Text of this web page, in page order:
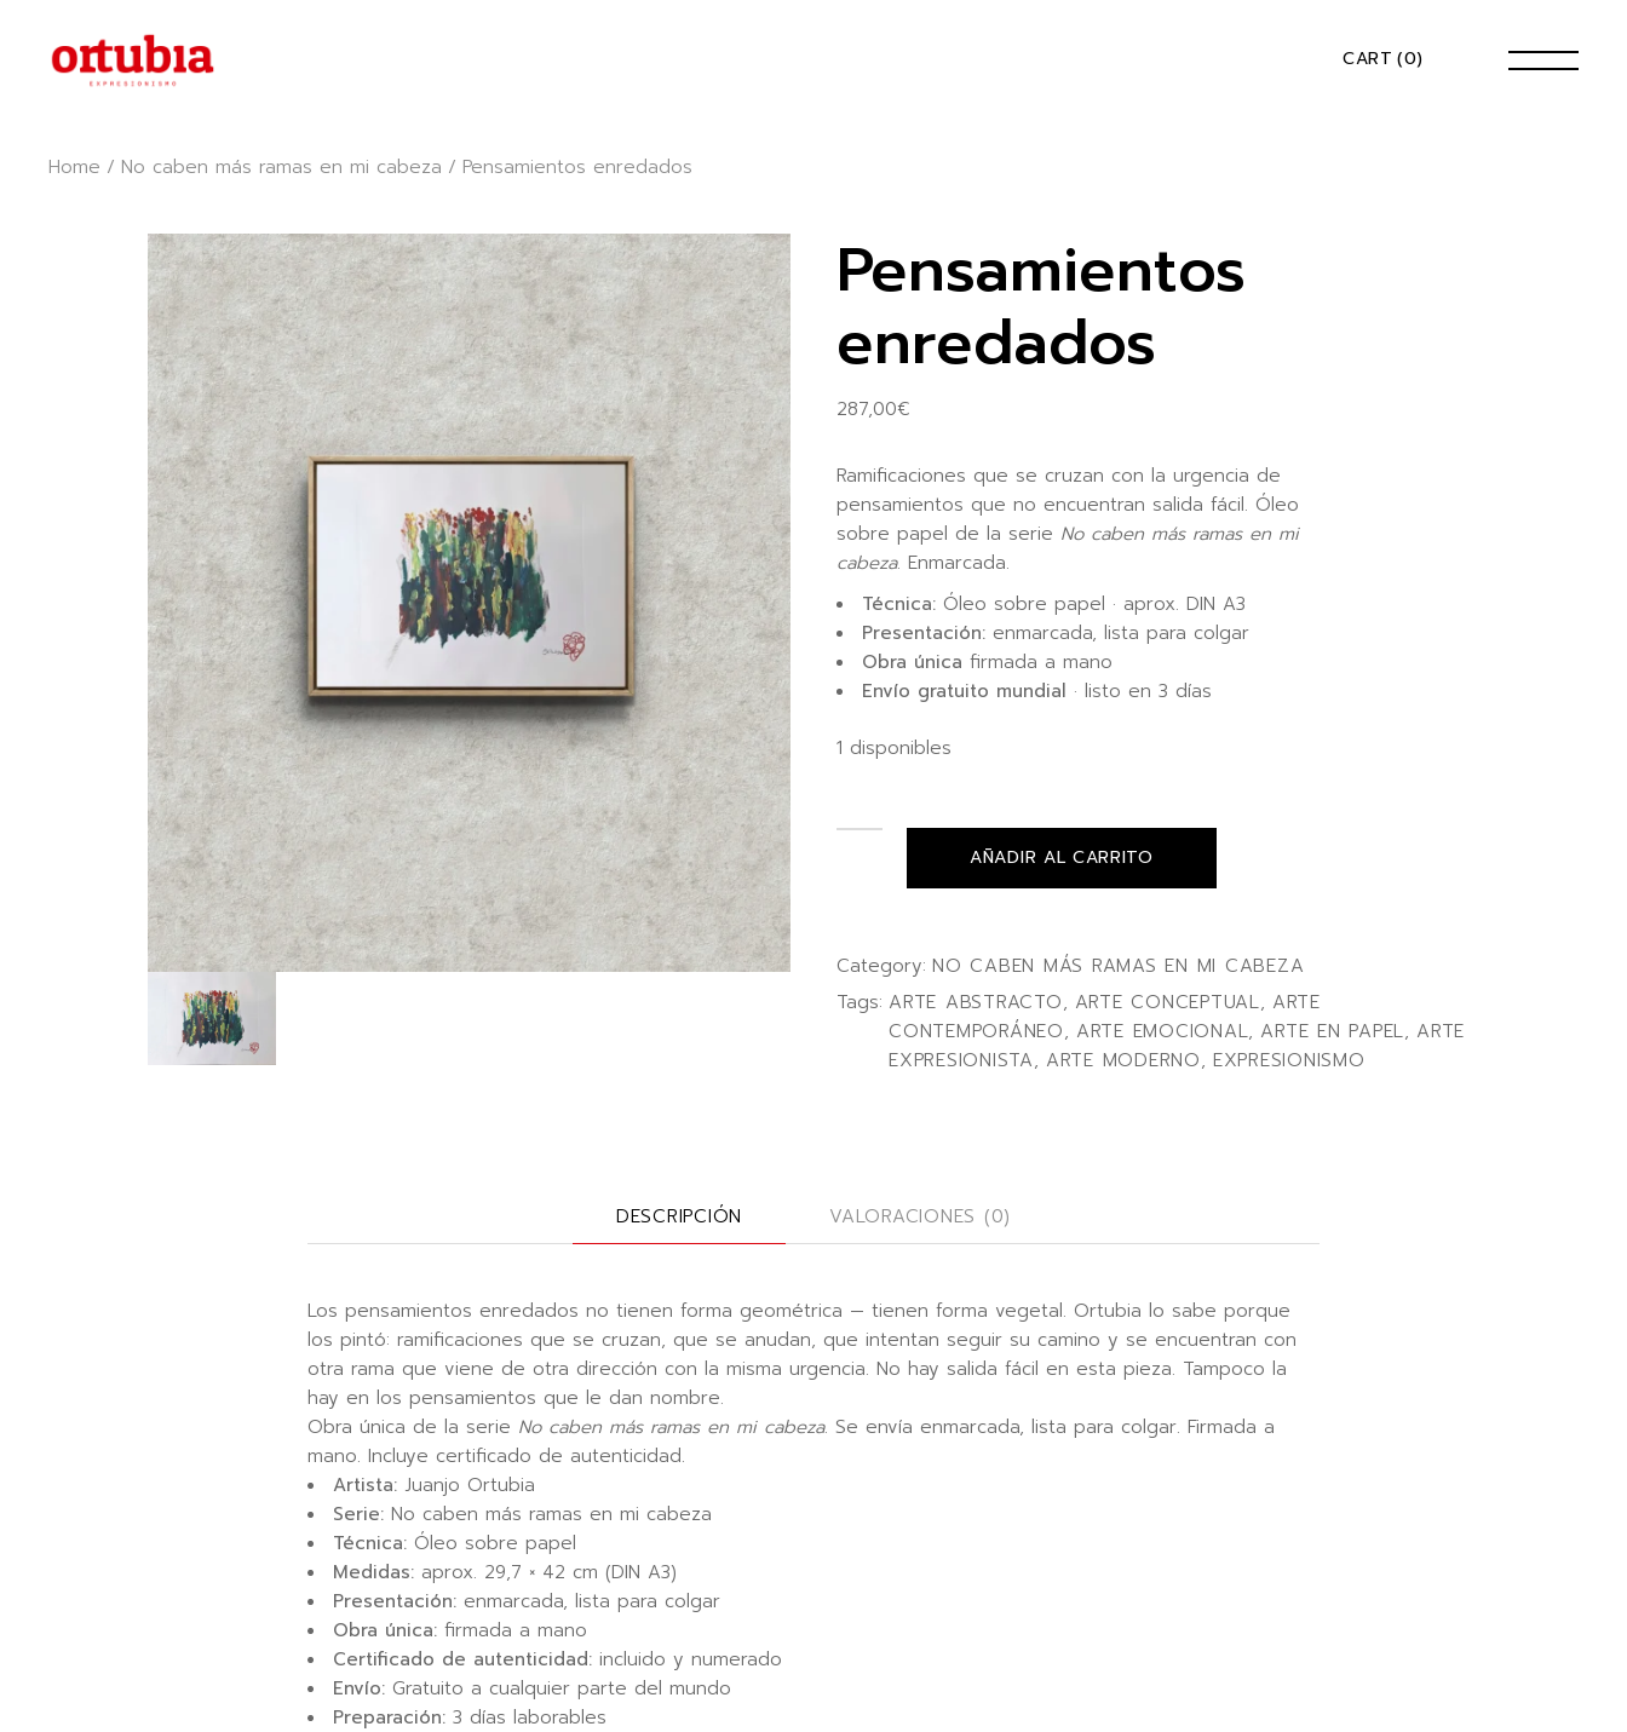
content CART (0)
Home No caben más ramas en mi cabeza Pensamientos enredados
Pensamientos
enredados
287,00€
Ramificaciones que se cruzan con la urgencia de
pensamientos que no encuentran salida fácil. Óleo
sobre papel de la serie No caben más ramas en mi
cabeza. Enmarcada.
Técnica: Óleo sobre papel · aprox. DIN A3
Presentación: enmarcada, lista para colgar
Obra única firmada a mano
Envío gratuito mundial · listo en 3 días
1 disponibles
AÑADIR AL CARRITO
Category: NO CABEN MÁS RAMAS EN MI CABEZA
Tags: ARTE ABSTRACTO, ARTE CONCEPTUAL, ARTE
CONTEMPORÁNEO, ARTE EMOCIONAL, ARTE EN PAPEL, ARTE
EXPRESIONISTA, ARTE MODERNO, EXPRESIONISMO
DESCRIPCIÓN VALORACIONES (0)
Los pensamientos enredados no tienen forma geométrica — tienen forma vegetal. Ortubia lo sabe porque
los pintó: ramificaciones que se cruzan, que se anudan, que intentan seguir su camino y se encuentran con
otra rama que viene de otra dirección con la misma urgencia. No hay salida fácil en esta pieza. Tampoco la
hay en los pensamientos que le dan nombre.
Obra única de la serie No caben más ramas en mi cabeza. Se envía enmarcada, lista para colgar. Firmada a
mano. Incluye certificado de autenticidad.
Artista: Juanjo Ortubia
Serie: No caben más ramas en mi cabeza
Técnica: Óleo sobre papel
Medidas: aprox. 29,7 × 42 cm (DIN A3)
Presentación: enmarcada, lista para colgar
Obra única: firmada a mano
Certificado de autenticidad: incluido y numerado
Envío: Gratuito a cualquier parte del mundo
Preparación: 3 días laborables